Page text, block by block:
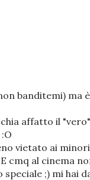
banditemi) ma
affatto il
vietato ai
cmq al cinema
;) mi hai